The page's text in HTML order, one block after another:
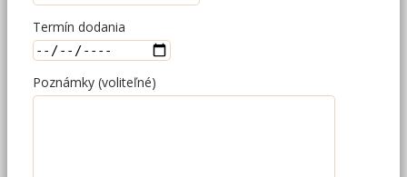
Termín dodania
Poznámky (voliteľné)